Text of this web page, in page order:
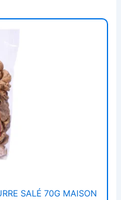
SALÉ 70G MAISON